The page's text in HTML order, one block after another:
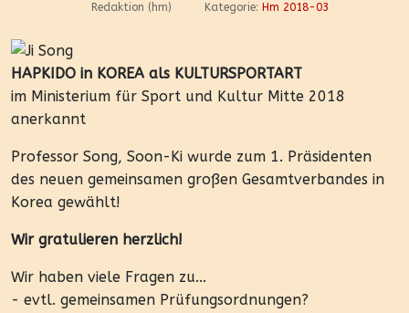
Redaktion (hm) Kategorie: Hm 2018-03
HAPKIDO in KOREA als KULTURSPORTART
im Ministerium für Sport und Kultur Mitte 2018
anerkannt
Professor Song, Soon-Ki wurde zum 1. Präsidenten
des neuen gemeinsamen großen Gesamtverbandes in
Korea gewählt!
Wir gratulieren herzlich!
Wir haben viele Fragen zu...
- evtl. gemeinsamen Prüfungsordnungen?